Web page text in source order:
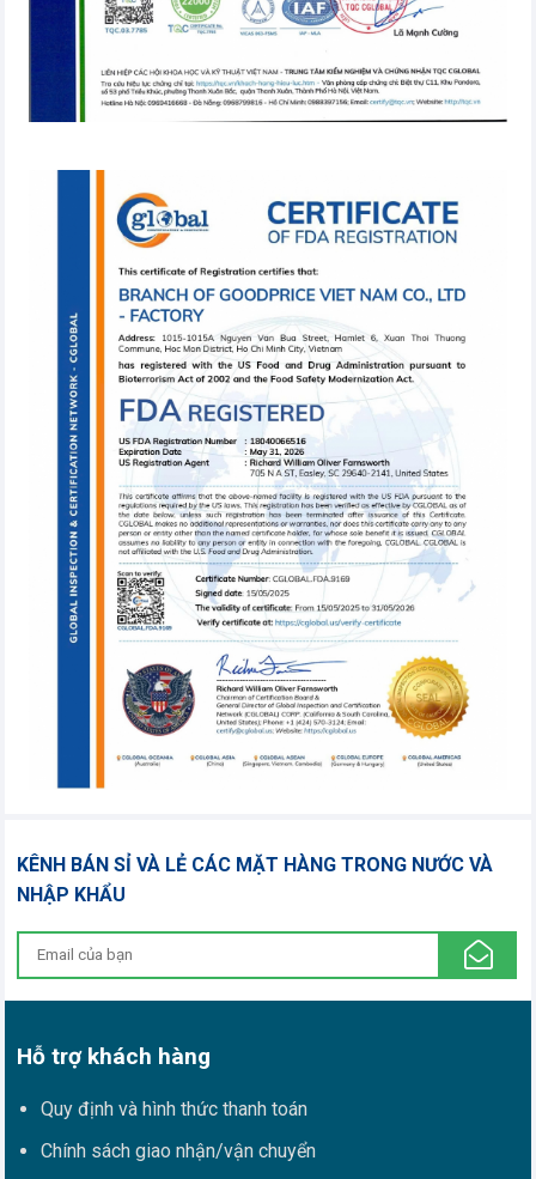
KÊNH BÁN SỈ VÀ LẺ CÁC MẶT HÀNG TRONG NƯỚC VÀ
NHẬP KHẨU
Hỗ trợ khách hàng
Quy định và hình thức thanh toán
Chính sách giao nhận/vận chuyển